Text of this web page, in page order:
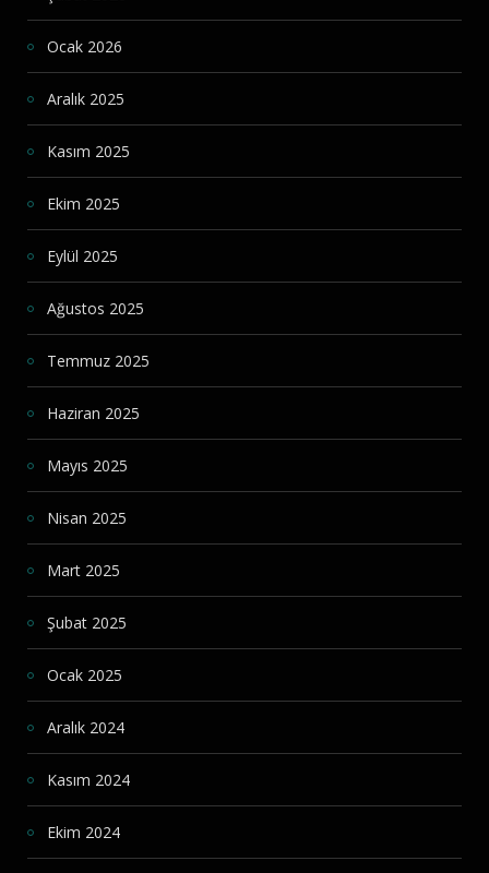
Ocak 2026
Aralık 2025
Kasım 2025
Ekim 2025
Eylül 2025
Ağustos 2025
Temmuz 2025
Haziran 2025
Mayıs 2025
Nisan 2025
Mart 2025
Şubat 2025
Ocak 2025
Aralık 2024
Kasım 2024
Ekim 2024